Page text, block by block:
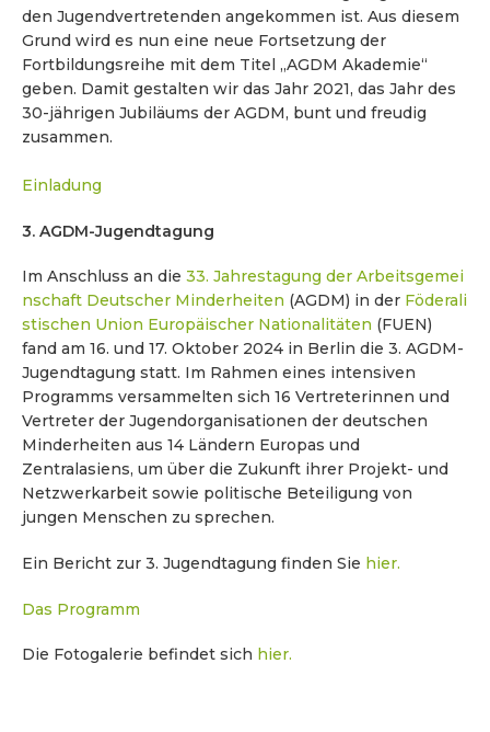
den Jugendvertretenden angekommen ist. Aus diesem
Grund wird es nun eine neue Fortsetzung der
Fortbildungsreihe mit dem Titel „AGDM Akademie“
geben. Damit gestalten wir das Jahr 2021, das Jahr des
30-jährigen Jubiläums der AGDM, bunt und freudig
zusammen.
Einladung
3. AGDM-Jugendtagung
Im Anschluss an die 33. Jahrestagung der Arbeitsgemei
nschaft Deutscher Minderheiten (AGDM) in der Föderali
stischen Union Europäischer Nationalitäten (FUEN)
fand am 16. und 17. Oktober 2024 in Berlin die 3. AGDM-
Jugendtagung statt. Im Rahmen eines intensiven
Programms versammelten sich 16 Vertreterinnen und
Vertreter der Jugendorganisationen der deutschen
Minderheiten aus 14 Ländern Europas und
Zentralasiens, um über die Zukunft ihrer Projekt- und
Netzwerkarbeit sowie politische Beteiligung von
jungen Menschen zu sprechen.
Ein Bericht zur 3. Jugendtagung finden Sie hier.
Das Programm
Die Fotogalerie befindet sich hier.